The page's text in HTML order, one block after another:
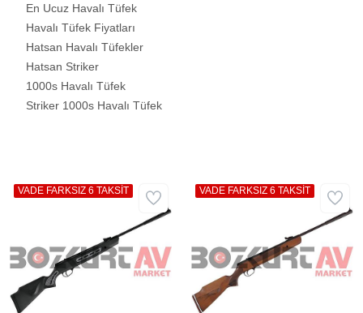
En Ucuz Havalı Tüfek
Havalı Tüfek Fiyatları
Hatsan Havalı Tüfekler
Hatsan Striker
1000s Havalı Tüfek
Striker 1000s Havalı Tüfek
VADE FARKSIZ 6 TAKSİT VADE FARKSIZ 6 TAKSİT